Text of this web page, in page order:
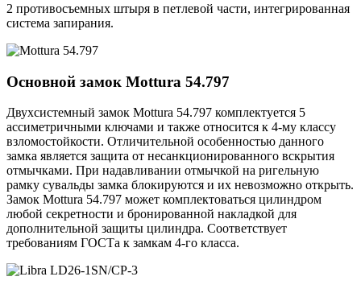
2 противосъемных штыря в петлевой части, интегрированная
система запирания.
Основной замок Mottura 54.797
Двухсистемный замок Mottura 54.797 комплектуется 5
ассиметричными ключами и также относится к 4-му классу
взломостойкости. Отличительной особенностью данного
замка является защита от несанкционированного вскрытия
отмычками. При надавливании отмычкой на ригельную
рамку сувальды замка блокируются и их невозможно открыть.
Замок Mottura 54.797 может комплектоваться цилиндром
любой секретности и бронированной накладкой для
дополнительной защиты цилиндра. Соответствует
требованиям ГОСТа к замкам 4-го класса.